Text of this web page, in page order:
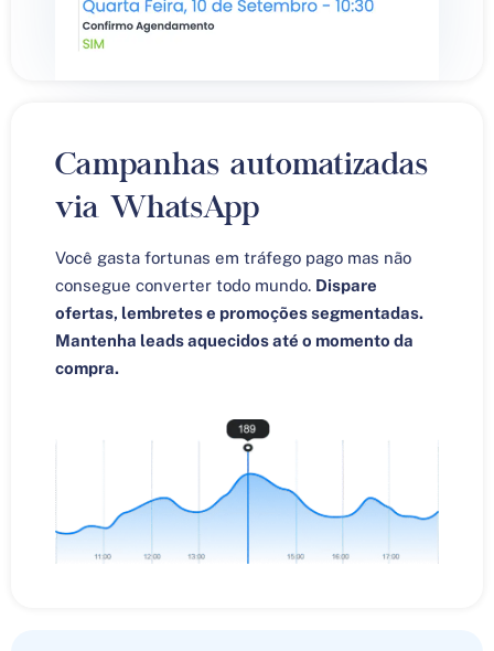
Campanhas automatizadas
via WhatsApp
Você gasta fortunas em tráfego pago mas não
consegue converter todo mundo. Dispare
ofertas, lembretes e promoções segmentadas.
Mantenha leads aquecidos até o momento da
compra.